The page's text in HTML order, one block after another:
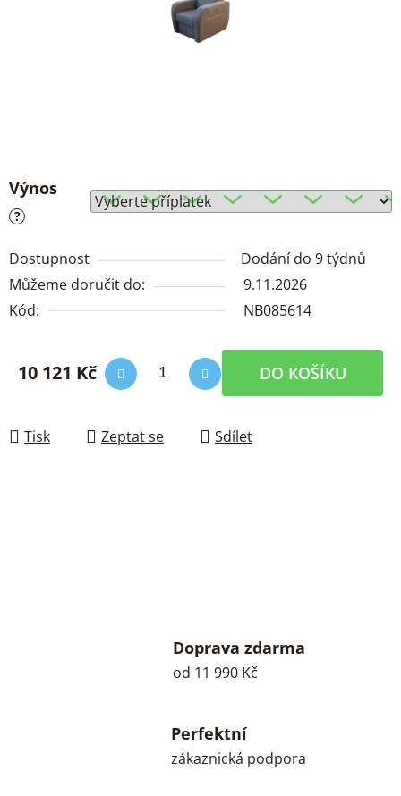
Výnos
?
Dostupnost
Dodání do 9 týdnů
Můžeme doručit do:
9.11.2026
Kód:
NB085614
10 121 Kč DO KOŠÍKU
Tisk Zeptat se Sdílet
Doprava zdarma
od 11 990 Kč
Perfektní
zákaznická podpora